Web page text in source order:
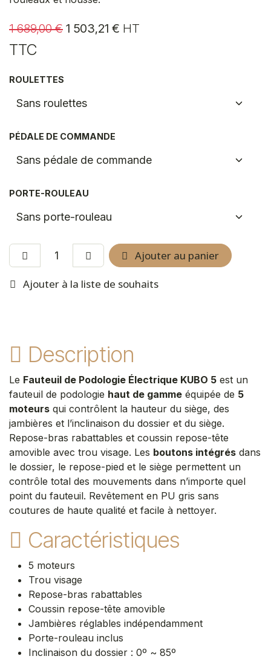
1 689,00€ 1 503,21 € HT
TTC
ROULETTES
PÉDALE DE COMMANDE
PORTE-ROULEAU
Ajouter au panier
Ajouter à la liste de souhaits
Description
Le Fauteuil de Podologie Électrique KUBO 5 est un
fauteuil de podologie haut de gamme équipée de 5
moteurs qui contrôlent la hauteur du siège, des
jambières et l’inclinaison du dossier et du siège.
Repose-bras rabattables et coussin repose-tête
amovible avec trou visage. Les boutons intégrés dans
le dossier, le repose-pied et le siège permettent un
contrôle total des mouvements dans n’importe quel
point du fauteuil. Revêtement en PU gris sans
coutures de haute qualité et facile à nettoyer.​
Caractéristiques
5 moteurs
Trou visage
Repose-bras rabattables
Coussin repose-tête amovible
Jambières réglables indépendamment
Porte-rouleau inclus
Inclinaison du dossier : 0º ~ 85º